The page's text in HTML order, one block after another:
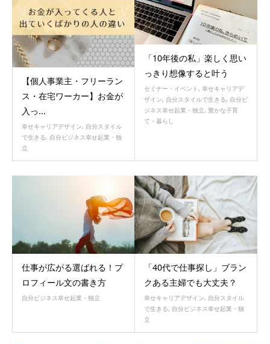
【個人事業主・フリーラン
ス・在宅ワーカー】お金が
入っ...
幸せキャリアデザイン, 自分スタイル
で生きる, 自分ビジネス幸せ起業・独
立
「10年後の私」楽しく思い
っきり想像すると叶う
セミナー・イベント , 幸せキャリアデ
ザイン, 自分スタイルで生きる, 自分ビ
ジネス幸せ起業・独立, 豊かな子育
て・暮らし
仕事が広がる選ばれる！プ
ロフィール文の書き方
自分ビジネス幸せ起業・独立
「40代で仕事探し」ブラン
クある主婦でも大丈夫？
幸せキャリアデザイン, 自分スタイル
で生きる, 自分ビジネス幸せ起業・独
立